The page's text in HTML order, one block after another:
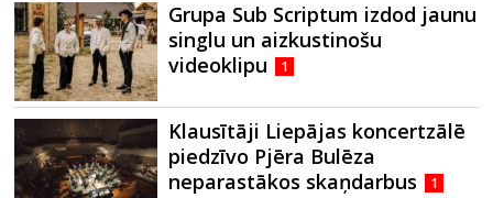
Grupa Sub Scriptum izdod jaunu
singlu un aizkustinošu
videoklipu
1
Klausītāji Liepājas koncertzālē
piedzīvo Pjēra Bulēza
neparastākos skaņdarbus
1